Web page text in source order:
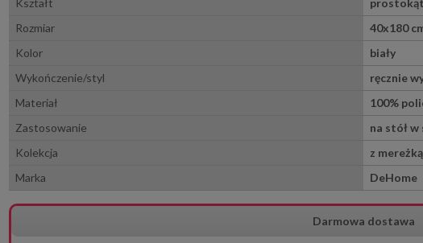
Poszewka 40x40 cm Havana len lurex
Cena regularna:
Najniższa cena:
Obrus dekoracyjny Flora
cm beżowy z pasem liści
185,00 zł
169,00 zł
Kształt
Rozmiar
40x180
Kolor
biały
Wykończenie/styl
ręcznie
Materiał
100%
Zastosowanie
na stół
Kolekcja
z mereżką
Marka
DeHome
Darmowa dostawa